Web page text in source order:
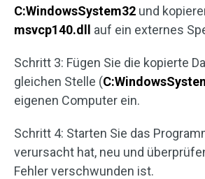
C:WindowsSystem32 und
msvcp140.dll
auf ein externes
Schritt 3: Fügen Sie die kopierte
gleichen Stelle (
eigenen Computer ein.
Schritt 4: Starten Sie das
verursacht hat, neu und
Fehler verschwunden ist.